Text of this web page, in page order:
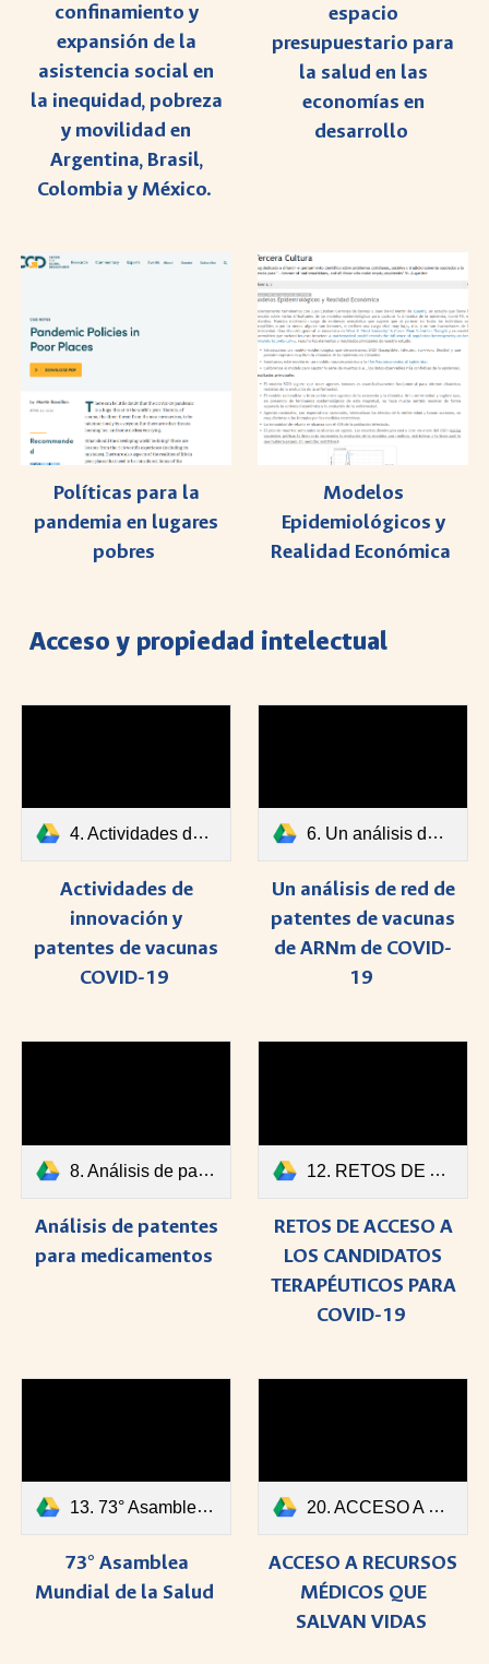
confinamiento y
expansión de la
asistencia social en
la inequidad, pobreza
y movilidad en
Argentina, Brasil,
Colombia y México.
espacio
presupuestario para
la salud en las
economías en
desarrollo
Políticas para la
pandemia en lugares
pobres
Modelos
Epidemiológicos y
Realidad Económica
Acceso y propiedad intelectual
4. Actividades de innovación y patentes de vacunas COVID-19.pdf
Actividades de
innovación y
patentes de vacunas
COVID-19
6. Un análisis de red de patentes de vacunas de ARNm de COVID-19.pdf
Un análisis de red de
patentes de vacunas
de ARNm de COVID-
19
8. Análisis de patentes para medicamentos.pdf
Análisis de patentes
para medicamentos
12. RETOS DE ACCESO A LOS CANDIDATOS TERAPÉUTICOS PARA COVID-19.pdf
RETOS DE ACCESO A
LOS CANDIDATOS
TERAPÉUTICOS PARA
COVID-19
13. 73° Asamblea Mundial de la Salud.pdf
73° Asamblea
Mundial de la Salud
20. ACCESO A RECURSOS MÉDICOS QUE SALVAN VIDAS.pdf
ACCESO A RECURSOS
MÉDICOS QUE
SALVAN VIDAS